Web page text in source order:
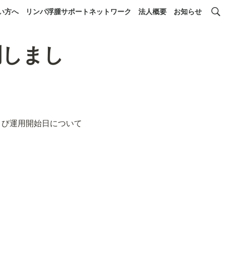
方へ リンパ浮腫サポートネットワーク 法人概要 お知らせ
まし
運用開始日について